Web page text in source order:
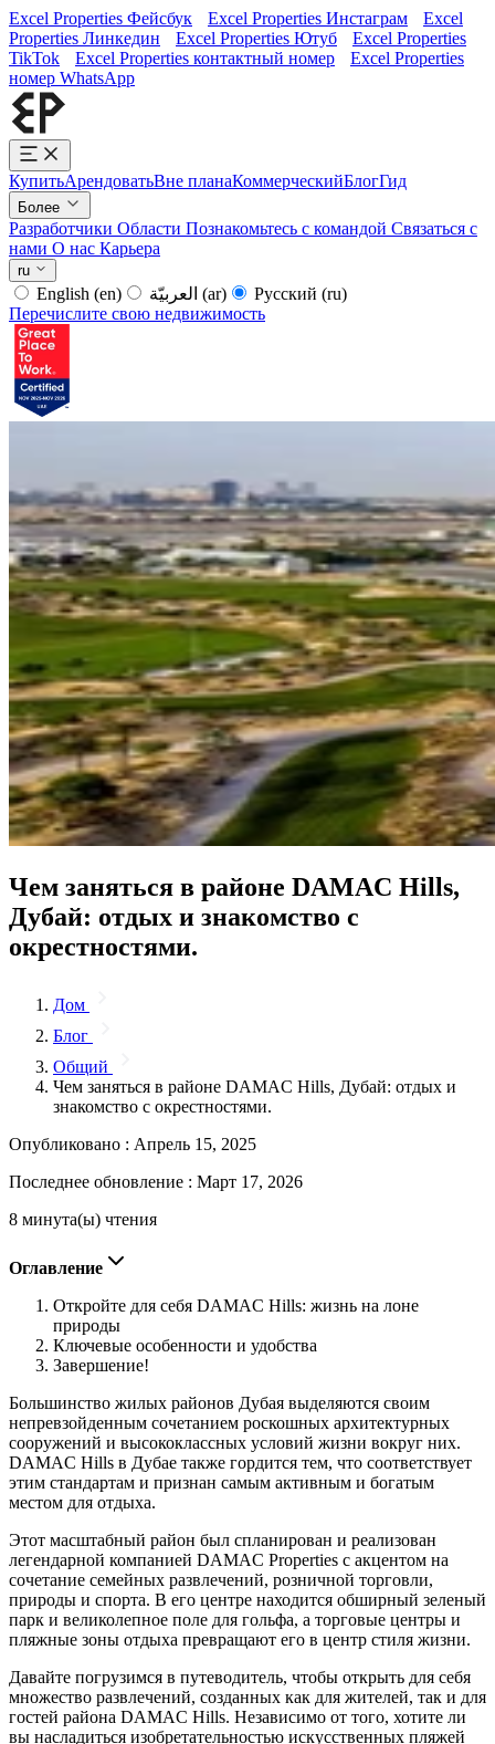
Excel Properties Фейсбук Excel Properties Инстаграм
Excel
Properties Линкедин
Excel Properties Ютуб
Excel Properties
TikTok
Excel Properties контактный номер
Excel Properties
номер WhatsApp
КупитьАрендоватьВне планаКоммерческийБлогГид
Более
Разработчики Области Познакомьтесь с командой Связаться с
нами О нас Карьера
ru
English (en) (ar) Русский (ru)
Перечислите свою недвижимость
Чем заняться в районе DAMAC Hills,
Дубай: отдых и знакомство с
окрестностями.
Дом
Блог
Общий
Чем заняться в районе DAMAC Hills, Дубай: отдых и
знакомство с окрестностями.
Опубликовано : Апрель 15, 2025
Последнее обновление : Март 17, 2026
8 минута(ы) чтения
Оглавление
Откройте для себя DAMAC Hills: жизнь на лоне
природы
Ключевые особенности и удобства
Завершение!
Большинство жилых районов Дубая выделяются своим
непревзойденным сочетанием роскошных архитектурных
сооружений и высококлассных условий жизни вокруг них.
DAMAC Hills в Дубае также гордится тем, что соответствует
этим стандартам и признан самым активным и богатым
местом для отдыха.
Этот масштабный район был спланирован и реализован
легендарной компанией DAMAC Properties с акцентом на
сочетание семейных развлечений, розничной торговли,
природы и спорта. В его центре находится обширный зеленый
парк и великолепное поле для гольфа, а торговые центры и
пляжные зоны отдыха превращают его в центр стиля жизни.
Давайте погрузимся в путеводитель, чтобы открыть для себя
множество развлечений, созданных как для жителей, так и для
гостей района DAMAC Hills. Независимо от того, хотите ли
вы насладиться изобретательностью искусственных пляжей